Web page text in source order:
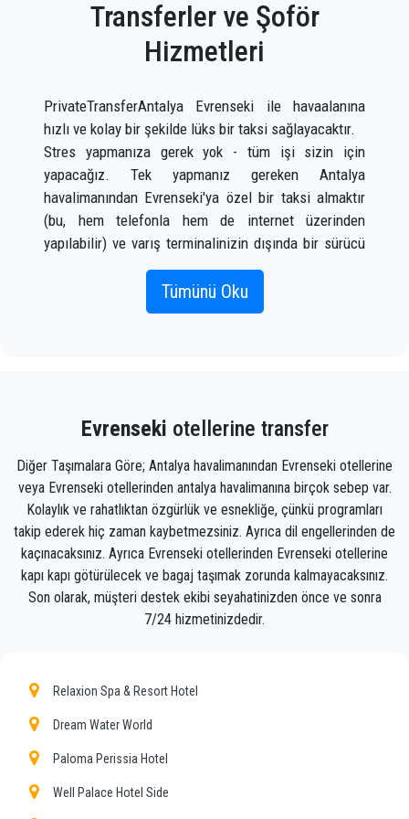
Transferler ve Şoför
Hizmetleri
PrivateTransferAntalya Evrenseki ile havaalanına
hızlı ve kolay bir şekilde lüks bir taksi sağlayacaktır.
Stres yapmanıza gerek yok - tüm işi sizin için
yapacağız. Tek yapmanız gereken Antalya
havalimanından Evrenseki'ya özel bir taksi almaktır
(bu, hem telefonla hem de internet üzerinden
yapılabilir) ve varış terminalinizin dışında bir sürücü
sizi karşıladığında bir tabelada adınız yazılı olarak
karşılayacaktır. uçak gelir.
eli size yardımcı olmaya hazır olacak. Evrenseki'da
Ekibimiz, zamanında alınmanızı, sınıfla transfer
edilmenizi ve Antalya'daki varış noktanıza
Evrenseki'ya keyifli bir şekilde ulaşmanızı sağlayacak
gururlu profesyoneller olduğundan, transfer
hizmetimizle olan deneyiminiz olağanüstü olacaktır.
Müşterilerimize Evrenseki'da her yere uygun fiyat,
PrivateTransferAntalya sadece normal bir şirket
değil, Evrenseki ile toplu taşıma araçlarına güzel bir
Tüm hizmetlerimizi ve fiyatlarımızı keşfedin. Ne
bekliyorsun ?
Tümünü Oku
Evrenseki otellerine transfer
Diğer Taşımalara Göre; Antalya havalimanından Evrenseki otellerine
veya Evrenseki otellerinden antalya havalimanına birçok sebep var.
Kolaylık ve rahatlıktan özgürlük ve esnekliğe, çünkü programları
takip ederek hiç zaman kaybetmezsiniz. Ayrıca dil engellerinden de
kaçınacaksınız. Ayrıca Evrenseki otellerinden Evrenseki otellerine
kapı kapı götürülecek ve bagaj taşımak zorunda kalmayacaksınız.
Son olarak, müşteri destek ekibi seyahatinizden önce ve sonra
7/24 hizmetinizdedir.
Relaxion Spa & Resort Hotel
Dream Water World
Paloma Perissia Hotel
Well Palace Hotel Side